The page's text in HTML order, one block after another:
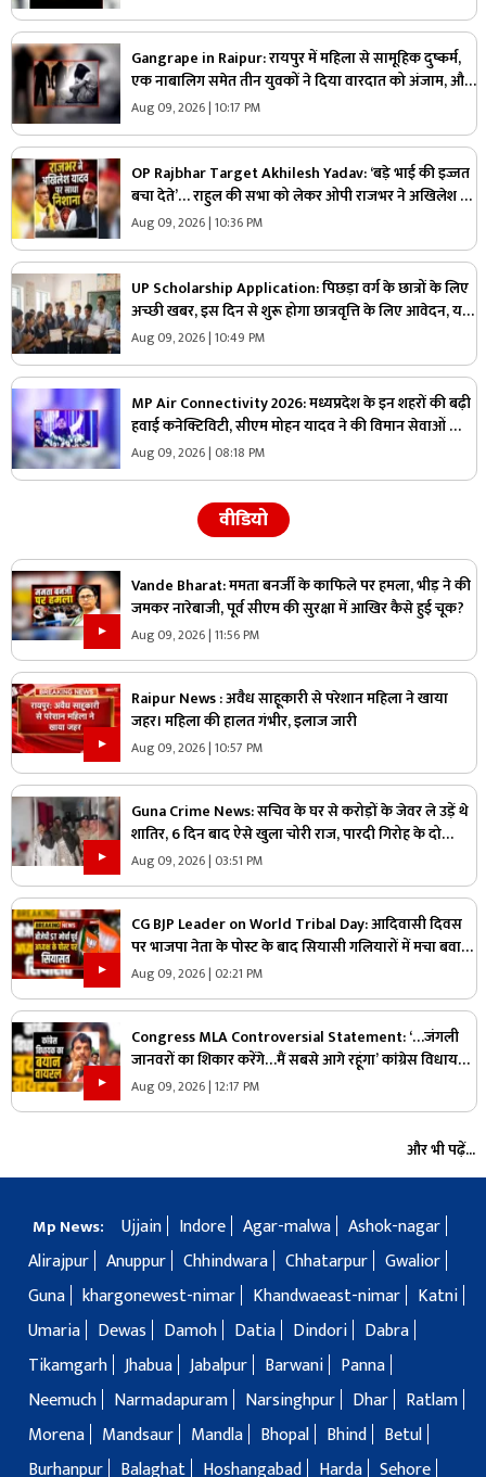
Gangrape in Raipur: रायपुर में महिला से सामूहिक दुष्कर्म,
एक नाबालिग समेत तीन युवकों ने दिया वारदात को अंजाम, और
फिर…
Aug 09, 2026 | 10:17 PM
OP Rajbhar Target Akhilesh Yadav: ‘बड़े भाई की इज्जत
बचा देते’… राहुल की सभा को लेकर ओपी राजभर ने अखिलेश पर
कसा तंज
Aug 09, 2026 | 10:36 PM
UP Scholarship Application: पिछड़ा वर्ग के छात्रों के लिए
अच्छी खबर, इस दिन से शुरू होगा छात्रवृत्ति के लिए आवेदन, यहां
जानें पात्रता और अन्य शर्तें
Aug 09, 2026 | 10:49 PM
MP Air Connectivity 2026: मध्यप्रदेश के इन शहरों की बढ़ी
हवाई कनेक्टिविटी, सीएम मोहन यादव ने की विमान सेवाओं की
शुरुआत, कहा- अर्थव्यवस्था और पर्यटन को मिलेगी गति
Aug 09, 2026 | 08:18 PM
वीडियो
Vande Bharat: ममता बनर्जी के काफिले पर हमला, भीड़ ने की
जमकर नारेबाजी, पूर्व सीएम की सुरक्षा में आखिर कैसे हुई चूक?
Aug 09, 2026 | 11:56 PM
Raipur News : अवैध साहूकारी से परेशान महिला ने खाया
जहर। महिला की हालत गंभीर, इलाज जारी
Aug 09, 2026 | 10:57 PM
Guna Crime News: सचिव के घर से करोड़ों के जेवर ले उड़ें थे
शातिर, 6 दिन बाद ऐसे खुला चोरी राज, पारदी गिरोह के दो
आरोपी गिरफ्तार
Aug 09, 2026 | 03:51 PM
CG BJP Leader on World Tribal Day: आदिवासी दिवस
पर भाजपा नेता के पोस्ट के बाद सियासी गलियारों में मचा बवाल,
जानिए ऐसा क्या कह दिया कि भड़के विपक्षी नेता
Aug 09, 2026 | 02:21 PM
Congress MLA Controversial Statement: ‘…जंगली
जानवरों का शिकार करेंगे…मैं सबसे आगे रहूंगा’ कांग्रेस विधायक
ने दिया विवादित बयान, वायरल हो रहा वीडियो
Aug 09, 2026 | 12:17 PM
और भी पढ़ें...
Mp News: Ujjain Indore Agar-malwa Ashok-nagar
Alirajpur Anuppur Chhindwara Chhatarpur Gwalior
Guna khargonewest-nimar Khandwaeast-nimar
Katni
Umaria
Dewas Damoh Datia Dindori
Dabra
Tikamgarh Jhabua Jabalpur Barwani
Panna
Neemuch
Narmadapuram Narsinghpur Dhar
Ratlam
Morena
Mandsaur Mandla Bhopal Bhind
Betul
Burhanpur
Balaghat Hoshangabad Harda Sehore